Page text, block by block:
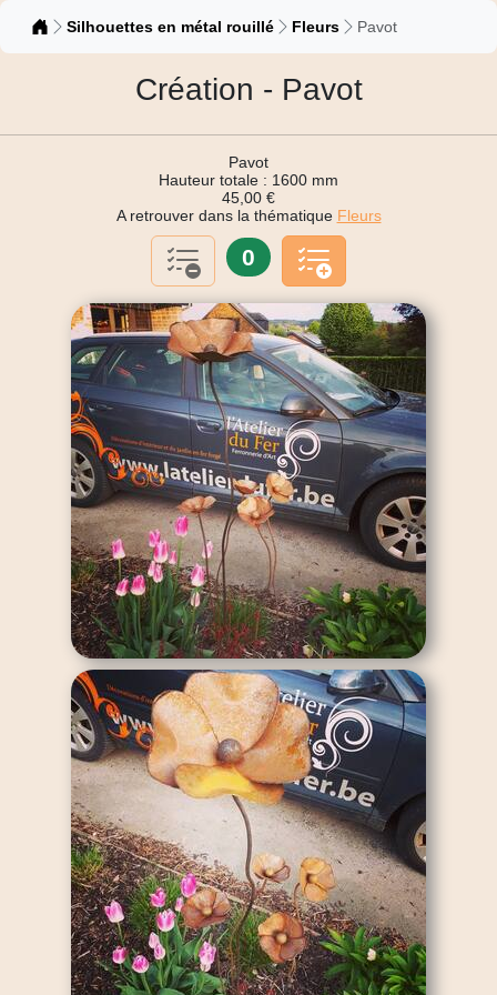
Catalogue
Silhouettes en métal rouillé Fleurs Pavot
Création - Pavot
Pavot
Hauteur totale : 1600 mm
45,00 €
A retrouver dans la thématique Fleurs
0